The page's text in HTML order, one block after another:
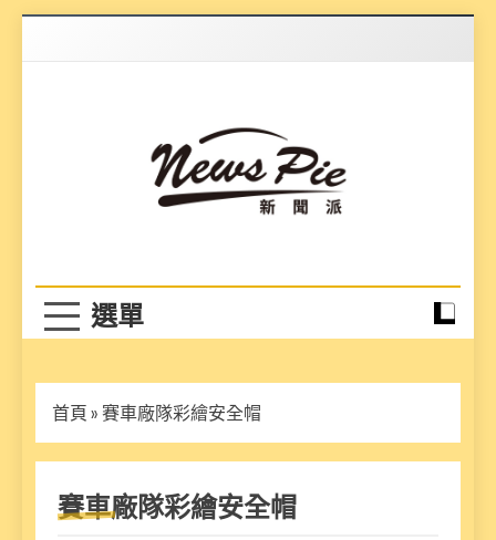
首頁 » 賽車廠隊彩繪安全帽
賽車廠隊彩繪安全帽